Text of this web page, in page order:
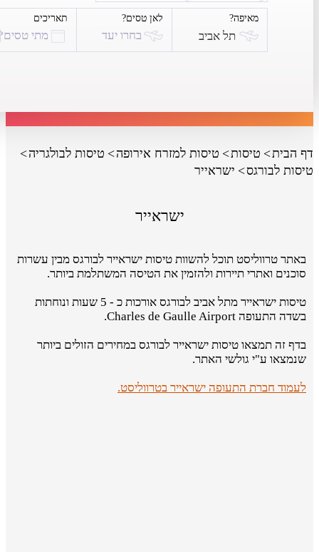
השכרת
רכב
מאיפה?
תל אביב
לאן טסים?
בחרו יעד
תאריכים
מתי
דף הבית טיסות טיסות למזרח אירופה
טיסות לבולגריה
טיסות לבורגס
ישראייר
ישראייר
באתר טרווליסט תוכל להשוות טיסות ישראייר לבורגס מבין עשרות
סוכנים ואתרי תיירות ולהזמין את הטיסה המשתלמת ביותר.
טיסות ישראייר מתל אביב לבורגס אורכות כ - 5 שעות ונוחתות
בשדה התעופה Charles de Gaulle Airport.
בדף זה תמצאו טיסות ישראייר לבורגס במחירים הזולים ביותר
שנמצאו ע"י גולשי האתר.
לעמוד חברת התעופה ישראייר בטרווליסט.